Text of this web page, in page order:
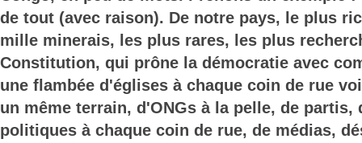
de tout (avec raison). De notre pays, le plus
mille minerais, les plus rares, les plus
Constitution, qui prône la démocratie avec
une flambée d'églises à chaque coin de rue
un même terrain, d'ONGs à la pelle, de partis,
politiques à chaque coin de rue, de médias,